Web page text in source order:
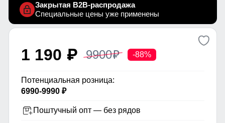
Закрытая B2B-распродажа
Специальные цены уже применены
1 190 p 9900p -88%
Потенциальная розница:
6990-9990 ₽
Поштучный опт — без рядов